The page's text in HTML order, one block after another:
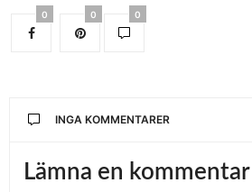
0 0 0
INGA KOMMENTARER
Lämna en kommentar